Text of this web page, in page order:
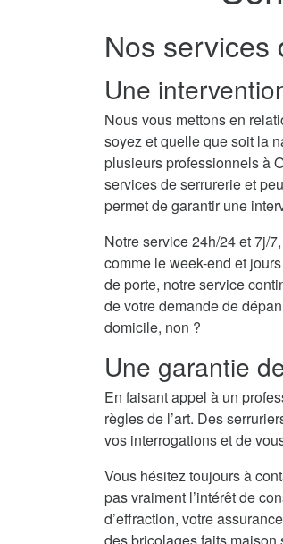
Nos services
Une
Nous vous mettons en
soyez et quelle que soit la
plusieurs professionnels à
services de serrurerie et
permet de garantir une
Notre service 24h/24 et 7j/
comme le week-end et
de porte, notre service
de votre demande de
domicile, non ?
Une garantie
En faisant appel à un
règles de l’art. Des
vos interrogations et de
Vous hésitez toujours à
pas vraiment l’intérêt de
d’effraction, votre